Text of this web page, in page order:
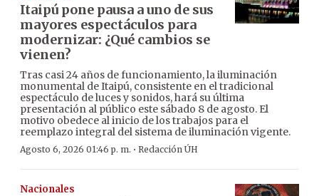
Itaipú pone pausa a uno de sus
mayores espectáculos para
modernizar: ¿Qué cambios se
vienen?
Tras casi 24 años de funcionamiento, la iluminación
monumental de Itaipú, consistente en el tradicional
espectáculo de luces y sonidos, hará su última
presentación al público este sábado 8 de agosto. El
motivo obedece al inicio de los trabajos para el
reemplazo integral del sistema de iluminación vigente.
Agosto 6, 2026 01:46 p. m. · Redacción ÚH
Nacionales